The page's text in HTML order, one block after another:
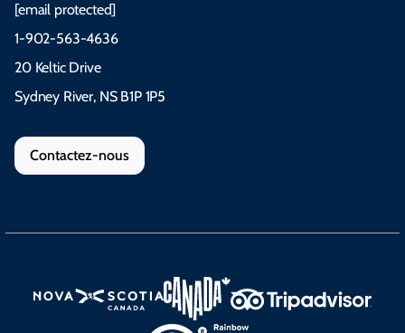
[email protected]
1-902-563-4636
20 Keltic Drive
Sydney River, NS B1P 1P5
Contactez-nous